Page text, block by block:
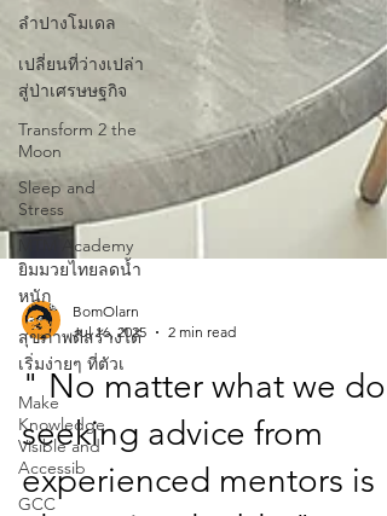
ลำปางโมเดล
เปลี่ยนที่ว่างเปล่า
สู่ป่าเศรษษฐกิจ
Transform 2 the
Moon
Sleep and
Stress
MTM Academy
ยิมมวยไทยลดน้ำ
หนัก
สุขภาพดีสร้างได้
เริ่มง่ายๆ ที่ตัวเ
Make
Knowledge
Visible and
Accessib
GCC
BomOlarn
Jul 16, 2025
2 min read
" No matter what we do,
seeking advice from